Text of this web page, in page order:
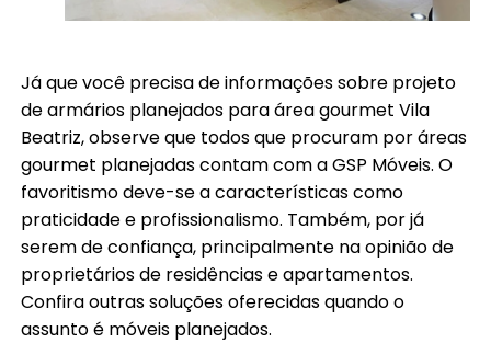
Já que você precisa de informações sobre projeto
de armários planejados para área gourmet Vila
Beatriz, observe que todos que procuram por áreas
gourmet planejadas contam com a GSP Móveis. O
favoritismo deve-se a características como
praticidade e profissionalismo. Também, por já
serem de confiança, principalmente na opinião de
proprietários de residências e apartamentos.
Confira outras soluções oferecidas quando o
assunto é móveis planejados.